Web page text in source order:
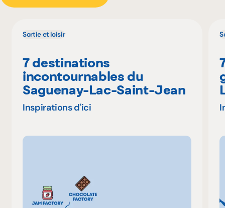
Sortie et loisir
7 destinations
incontournables du
Saguenay-Lac-Saint-Jean
Inspirations d'ici